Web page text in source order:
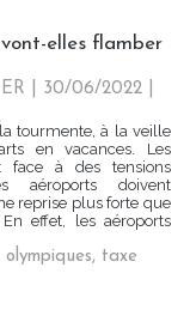
elles flamber
| 30/06/2022
tourmente, à la veille
en vacances. Les
face à des tensions
aéroports doivent
reprise plus forte que
effet, les aéroports
olympiques, taxe